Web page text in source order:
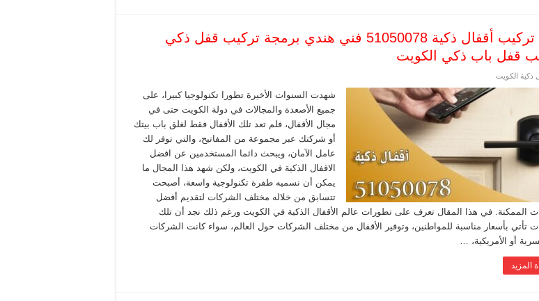
فني تركيب أقفال ذكية 51050078 فني هندي برمجة تركيب قفل ذكي
قفل باب ذكي الكويت
ذكية الكويت
شهدت السنوات الأخيرة تطورا تكنولوجيا كبيرا، على
جميع الأصعدة والمجالات في دولة الكويت حتى في
مجال الأقفال، فلم تعد تلك الأقفال فقط لغلق باب بيتك
أو شركتك عبر مجموعة من المفاتيح، والتي توفر لك
عامل الآمان، ويبحث دائما المستخدمين عن افضل
الاقفال الذكية في الكويت، ولكن شهد هذا المجال ما
يمكن أن نسميه طفرة تكنولوجية واسعة، أصبحت
تتسابق من خلاله مختلف الشركات لتقديم أفضل
الممكنة. في هذا المقال تعرف على تطورات عالم الأقفال الذكية في الكويت ورغم ذلك نجد أن تلك
تأتي بأسعار مناسبة للمواطنين، وتوفير الأقفال من مختلف الشركات حول العالم، سواء كانت الشركات
أو الأمريكية، …
المزيد